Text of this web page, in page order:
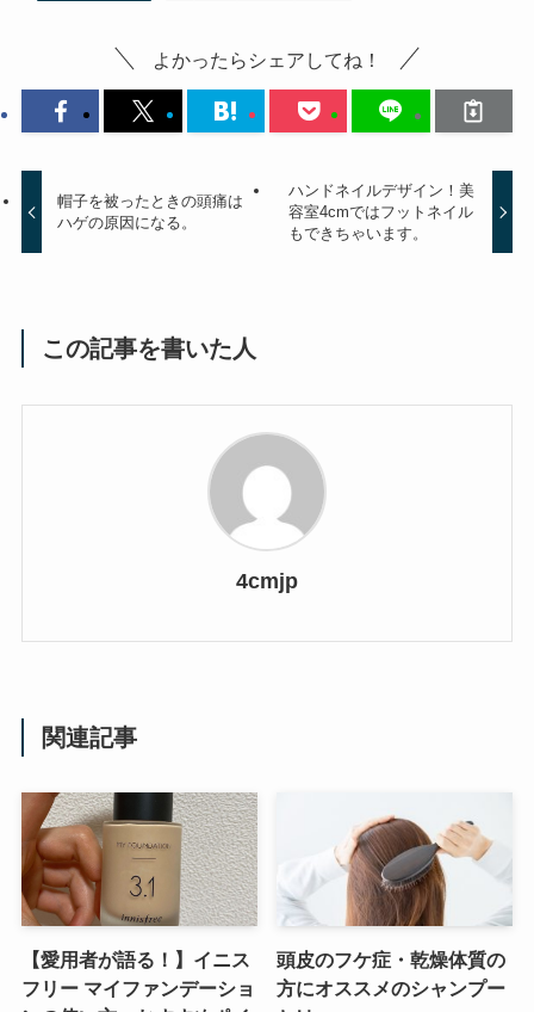
よかったらシェアしてね！
帽子を被ったときの頭痛は
ハゲの原因になる。
ハンドネイルデザイン！美
容室4cmではフットネイル
もできちゃいます。
この記事を書いた人
4cmjp
関連記事
【愛用者が語る！】イニス
フリー マイファンデーショ
頭皮のフケ症・乾燥体質の
方にオススメのシャンプー